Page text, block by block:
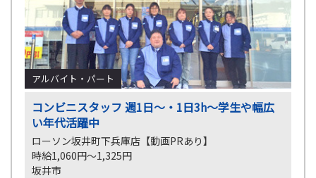
アルバイト・パート
コンビニスタッフ 週1日～・1日3h～学生や幅広
い年代活躍中
ローソン坂井町下兵庫店【動画PRあり】
時給1,060円～1,325円
坂井市